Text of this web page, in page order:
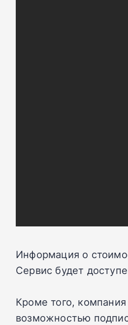
Информация о
Сервис будет
Кроме того,
возможностью